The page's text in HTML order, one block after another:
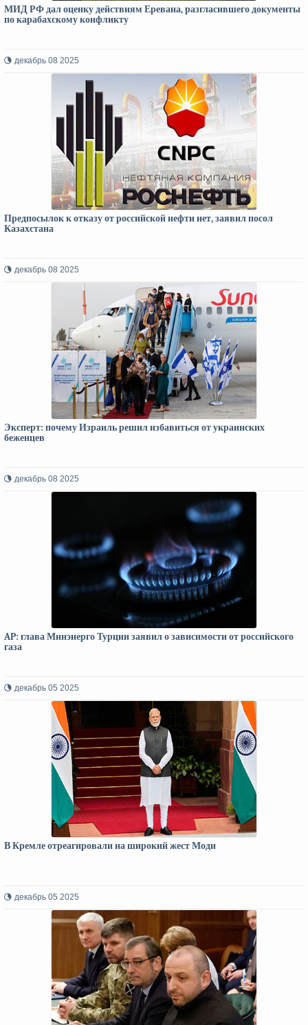
МИД РФ дал оценку действиям Еревана, разгласившего документы
по карабахскому конфликту
декабрь 08 2025
Предпосылок к отказу от российской нефти нет, заявил посол
Казахстана
декабрь 08 2025
Эксперт: почему Израиль решил избавиться от украинских
беженцев
декабрь 08 2025
AP: глава Минэнерго Турции заявил о зависимости от российского
газа
декабрь 05 2025
В Кремле отреагировали на широкий жест Моди
декабрь 05 2025